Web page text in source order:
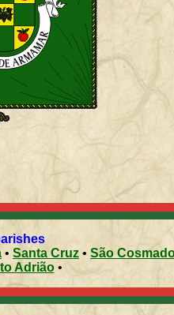
• Santa Cruz • São
Adrião•